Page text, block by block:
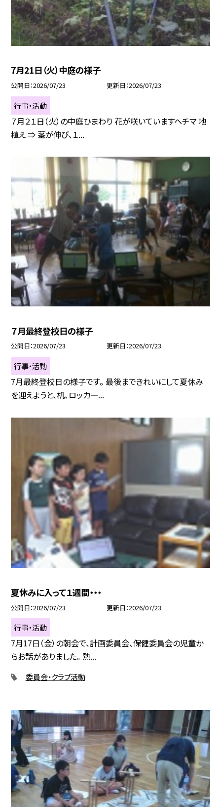
7月21日（火）中庭の様子
公開日 2026/07/23 更新日 2026/07/23
行事・活動
７月２１日（火）の中庭ひまわり 花が咲いていますヘチマ 地
植え ⇒ 茎が伸び、１...
７月最終登校日の様子
公開日 2026/07/23 更新日 2026/07/23
行事・活動
7月最終登校日の様子です。 最後まできれいにして夏休み
を迎えようと、机、ロッカー...
夏休みに入って１週間・・・
公開日 2026/07/23 更新日 2026/07/23
行事・活動
7月17日（金）の朝会で、計画委員会、保健委員会の児童か
らお話がありました。 熱...
委員会・クラブ活動